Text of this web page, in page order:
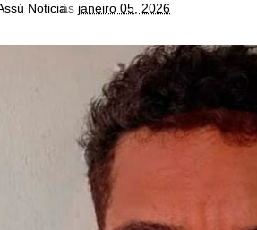
Noticia
às janeiro 05, 2026